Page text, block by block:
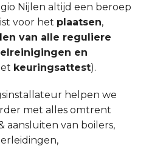
Nijlen altijd een beroep
voor het plaatsen,
van alle reguliere
en
keuringsattest).
helpen we
met alles omtrent
aansluiten van boilers,